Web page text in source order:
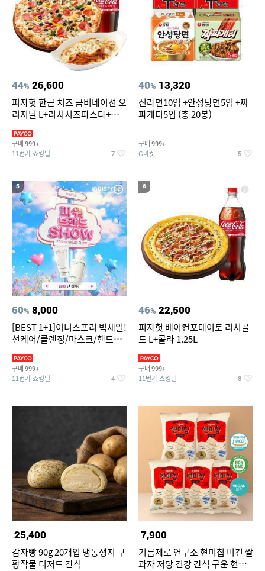
44% 26,600
피자헛 한근 치즈 콤비네이션 오
리지널 L+리치치즈파스타+콜
구매 999+
11번가 쇼킹딜 7
40% 13,320
신라면10입 +안성탕면5입 +짜
파게티5입 (총 20봉)
구매 999+
G마켓 5
5
60% 8,000
[BEST 1+1]이니스프리 빅세일!
선케어/클렌징/마스크/핸드크
구매 999+
11번가 쇼킹딜 4
6
46% 22,500
피자헛 베이컨포테이토 리치골
드 L+콜라 1.25L
구매 999+
11번가 쇼킹딜 8
25,400
감자빵 90g 20개입 냉동생지 구
황작물 디저트 간식
7,900
기름제로 연구소 현미칩 비건 쌀
과자 저당 건강 간식 구운 현미